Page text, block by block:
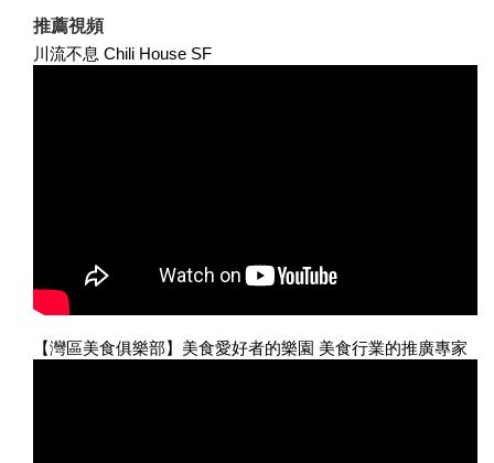
推薦視頻
川流不息 Chili House SF
【灣區美食俱樂部】美食愛好者的樂園 美食行業的推廣專家